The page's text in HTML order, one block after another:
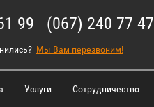
99 (067) 240 77 47
Мы Вам перезвоним!
Услуги Сотрудничество